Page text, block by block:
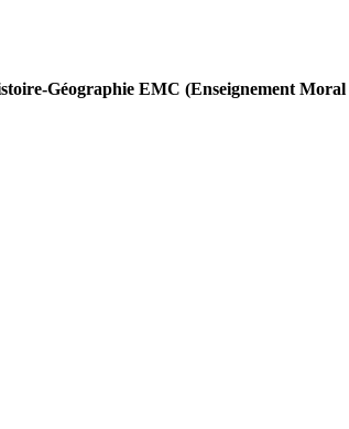
Géographie EMC (Enseignement